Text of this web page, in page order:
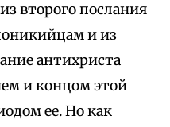
второго послания
и из
антихриста
и концом этой
ее. Но как